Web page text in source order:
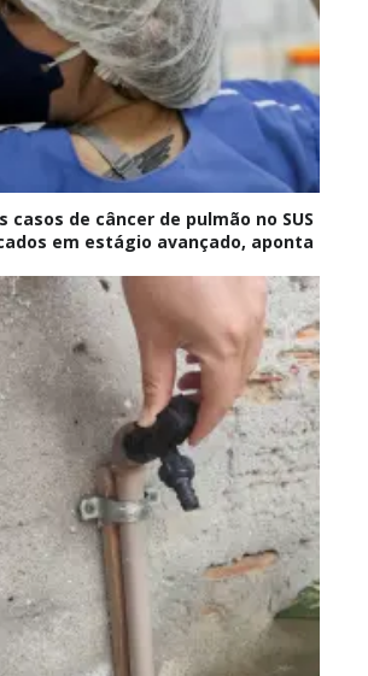
casos de câncer de pulmão no SUS
em estágio avançado, aponta